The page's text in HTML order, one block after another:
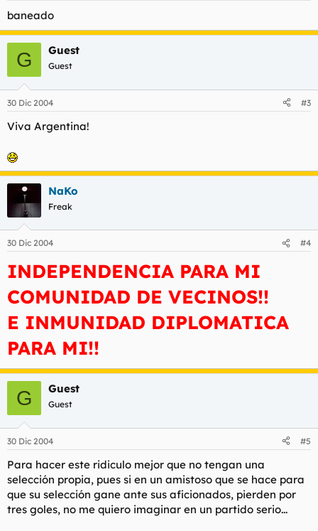
baneado
G Guest
Guest
30 Dic 2004 #3
Viva Argentina!
NaKo
Freak
30 Dic 2004 #4
INDEPENDENCIA PARA MI
COMUNIDAD DE VECINOS!!
E INMUNIDAD DIPLOMATICA
PARA MI!!
G Guest
Guest
30 Dic 2004 #5
Para hacer este ridiculo mejor que no tengan una
selección propia, pues si en un amistoso que se hace para
que su selección gane ante sus aficionados, pierden por
tres goles, no me quiero imaginar en un partido serio...